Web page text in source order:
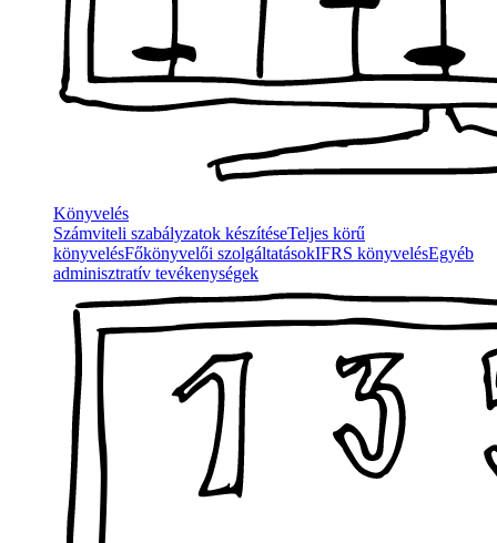
Könyvelés
Számviteli szabályzatok készítéseTeljes körű
könyvelésFőkönyvelői szolgáltatásokIFRS könyvelésEgyéb
adminisztratív tevékenységek